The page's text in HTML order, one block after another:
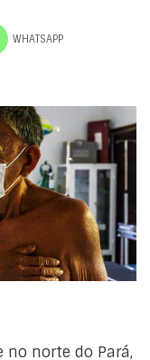
WHATSAPP
no norte do Pará,